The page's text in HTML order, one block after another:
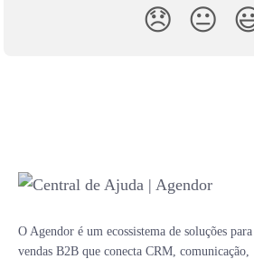
😞 😐
O Agendor é um ecossistema de soluções para
vendas B2B que conecta CRM, comunicação,